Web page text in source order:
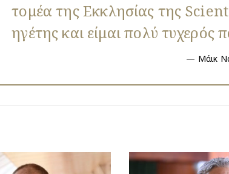
τομέα της Εκκλησίας της
ηγέτης και είμαι πολύ
Μάικ